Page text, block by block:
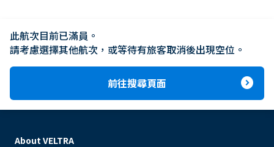
此航次目前已滿員。
請考慮選擇其他航次，或等待有旅客取消後出現空位。
前往搜尋頁面 expand_circle_right
About VELTRA